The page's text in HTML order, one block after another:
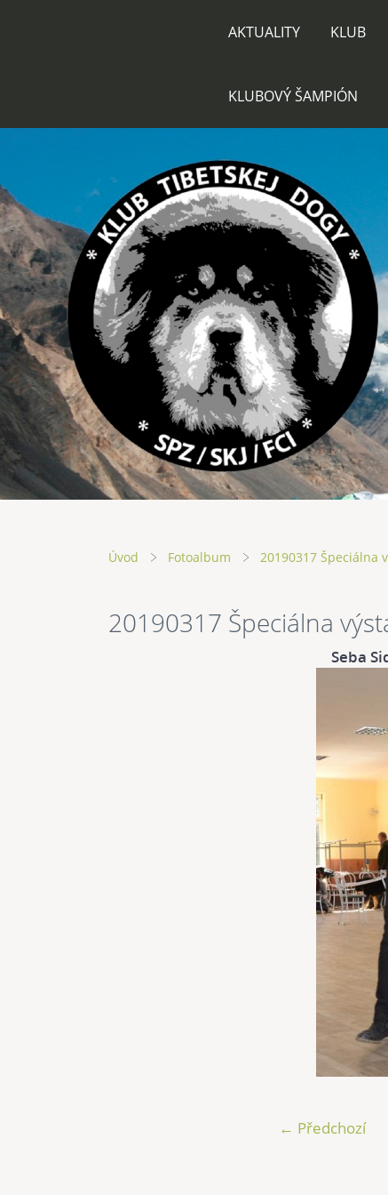
AKTUALITY KLUB
KLUBOVÝ ŠAMPIÓN
Úvod Fotoalbum 20190317 Špeciálna
20190317 Špeciálna
Seba
← Předchozí